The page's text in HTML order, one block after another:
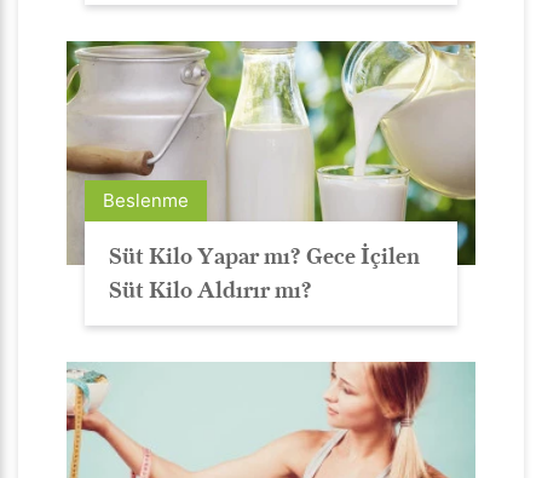
Beslenme
Süt Kilo Yapar mı? Gece İçilen
Süt Kilo Aldırır mı?